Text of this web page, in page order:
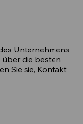
Unternehmens
über die besten
Sie sie, Kontakt